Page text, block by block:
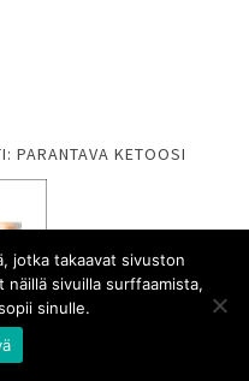
PARANTAVA KETOOSI
jotka takaavat sivuston
sivuilla surffaamista,
sinulle.